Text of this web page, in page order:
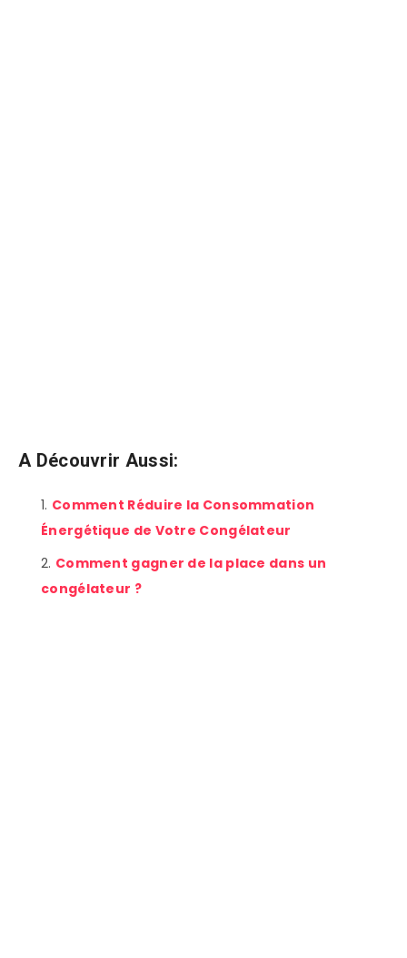
A Découvrir Aussi:
Comment Réduire la Consommation
Énergétique de Votre Congélateur
Comment gagner de la place dans un
congélateur ?